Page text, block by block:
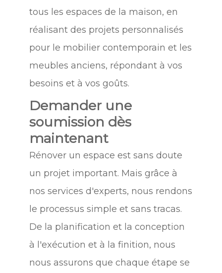
tous les espaces de la maison, en
réalisant des projets personnalisés
pour le mobilier contemporain et les
meubles anciens, répondant à vos
besoins et à vos goûts.
Demander une
soumission dès
maintenant
Rénover un espace est sans doute
un projet important. Mais grâce à
nos services d'experts, nous rendons
le processus simple et sans tracas.
De la planification et la conception
à l'exécution et à la finition, nous
nous assurons que chaque étape se